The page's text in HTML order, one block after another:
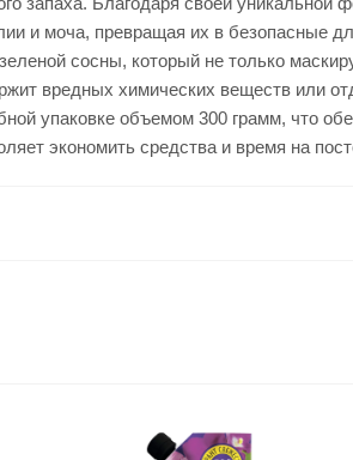
и моча, превращая их в
сосны, который не только
вредных химических веществ или
упаковке объемом 300 грамм, что
экономить средства и время на